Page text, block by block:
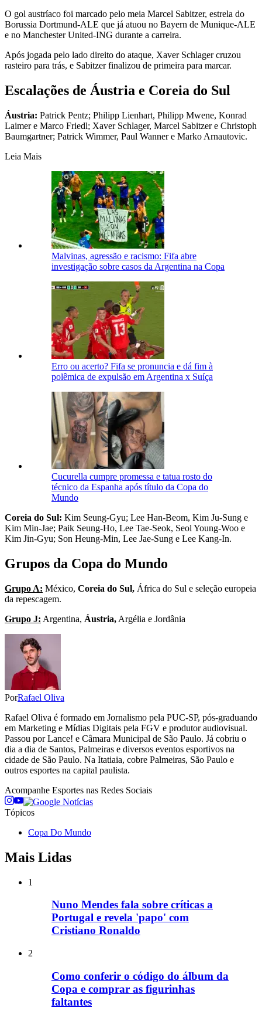
O gol austríaco foi marcado pelo meia Marcel Sabitzer, estrela do
Borussia Dortmund-ALE que já atuou no Bayern de Munique-ALE
e no Manchester United-ING durante a carreira.
Após jogada pelo lado direito do ataque, Xaver Schlager cruzou
rasteiro para trás, e Sabitzer finalizou de primeira para marcar.
Escalações de Áustria e Coreia do Sul
Áustria: Patrick Pentz; Philipp Lienhart, Philipp Mwene, Konrad
Laimer e Marco Friedl; Xaver Schlager, Marcel Sabitzer e Christoph
Baumgartner; Patrick Wimmer, Paul Wanner e Marko Arnautovic.
Leia Mais
Malvinas, agressão e racismo: Fifa abre
investigação sobre casos da Argentina na Copa
Erro ou acerto? Fifa se pronuncia e dá fim à
polêmica de expulsão em Argentina x Suíça
Cucurella cumpre promessa e tatua rosto do
técnico da Espanha após título da Copa do
Mundo
Coreia do Sul: Kim Seung-Gyu; Lee Han-Beom, Kim Ju-Sung e
Kim Min-Jae; Paik Seung-Ho, Lee Tae-Seok, Seol Young-Woo e
Kim Jin-Gyu; Son Heung-Min, Lee Jae-Sung e Lee Kang-In.
Grupos da Copa do Mundo
Grupo A: México, Coreia do Sul, África do Sul e seleção europeia
da repescagem.
Grupo J: Argentina, Áustria, Argélia e Jordânia
PorRafael Oliva
Rafael Oliva é formado em Jornalismo pela PUC-SP, pós-graduando
em Marketing e Mídias Digitais pela FGV e produtor audiovisual.
Passou por Lance! e Câmara Municipal de São Paulo. Já cobriu o
dia a dia de Santos, Palmeiras e diversos eventos esportivos na
cidade de São Paulo. Na Itatiaia, cobre Palmeiras, São Paulo e
outros esportes na capital paulista.
Acompanhe Esportes nas Redes Sociais
Tópicos
Copa Do Mundo
Mais Lidas
1
Nuno Mendes fala sobre críticas a
Portugal e revela 'papo' com
Cristiano Ronaldo
2
Como conferir o código do álbum da
Copa e comprar as figurinhas
faltantes